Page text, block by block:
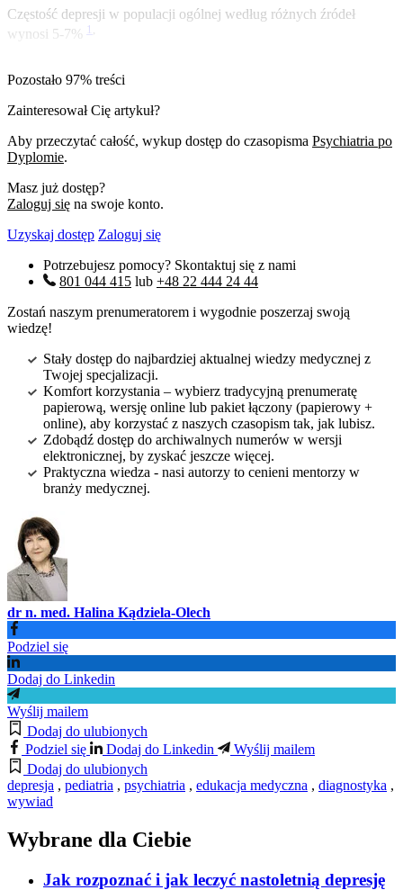
Częstość depresji w populacji ogólnej według różnych źródeł
wynosi 5-7%
1 ,
Pozostało 97% treści
Zainteresował Cię artykuł?
Aby przeczytać całość, wykup dostęp do czasopisma Psychiatria po
Dyplomie.
Masz już dostęp?
Zaloguj się na swoje konto.
Uzyskaj dostęp Zaloguj się
Potrzebujesz pomocy? Skontaktuj się z nami
801 044 415 lub +48 22 444 24 44
Zostań naszym prenumeratorem i wygodnie poszerzaj swoją
wiedzę!
Stały dostęp do najbardziej aktualnej wiedzy medycznej z
Twojej specjalizacji.
Komfort korzystania – wybierz tradycyjną prenumeratę
papierową, wersję online lub pakiet łączony (papierowy +
online), aby korzystać z naszych czasopism tak, jak lubisz.
Zdobądź dostęp do archiwalnych numerów w wersji
elektronicznej, by zyskać jeszcze więcej.
Praktyczna wiedza - nasi autorzy to cenieni mentorzy w
branży medycznej.
dr n. med. Halina Kądziela-Olech
Podziel się
Dodaj do Linkedin
Wyślij mailem
Dodaj do ulubionych
Podziel się
Dodaj do Linkedin
Wyślij mailem
Dodaj do ulubionych
depresja , pediatria , psychiatria , edukacja medyczna , diagnostyka ,
wywiad
Wybrane dla Ciebie
Jak rozpoznać i jak leczyć nastoletnią depresję